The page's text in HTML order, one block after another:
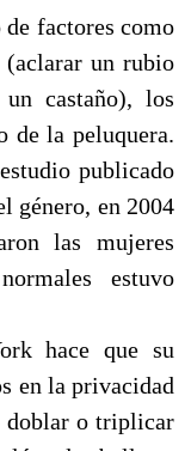
factores como
un rubio
castaño), los
de la peluquera.
publicado
género, en 2004
las mujeres
estuvo
hace que su
en la privacidad
doblar o triplicar